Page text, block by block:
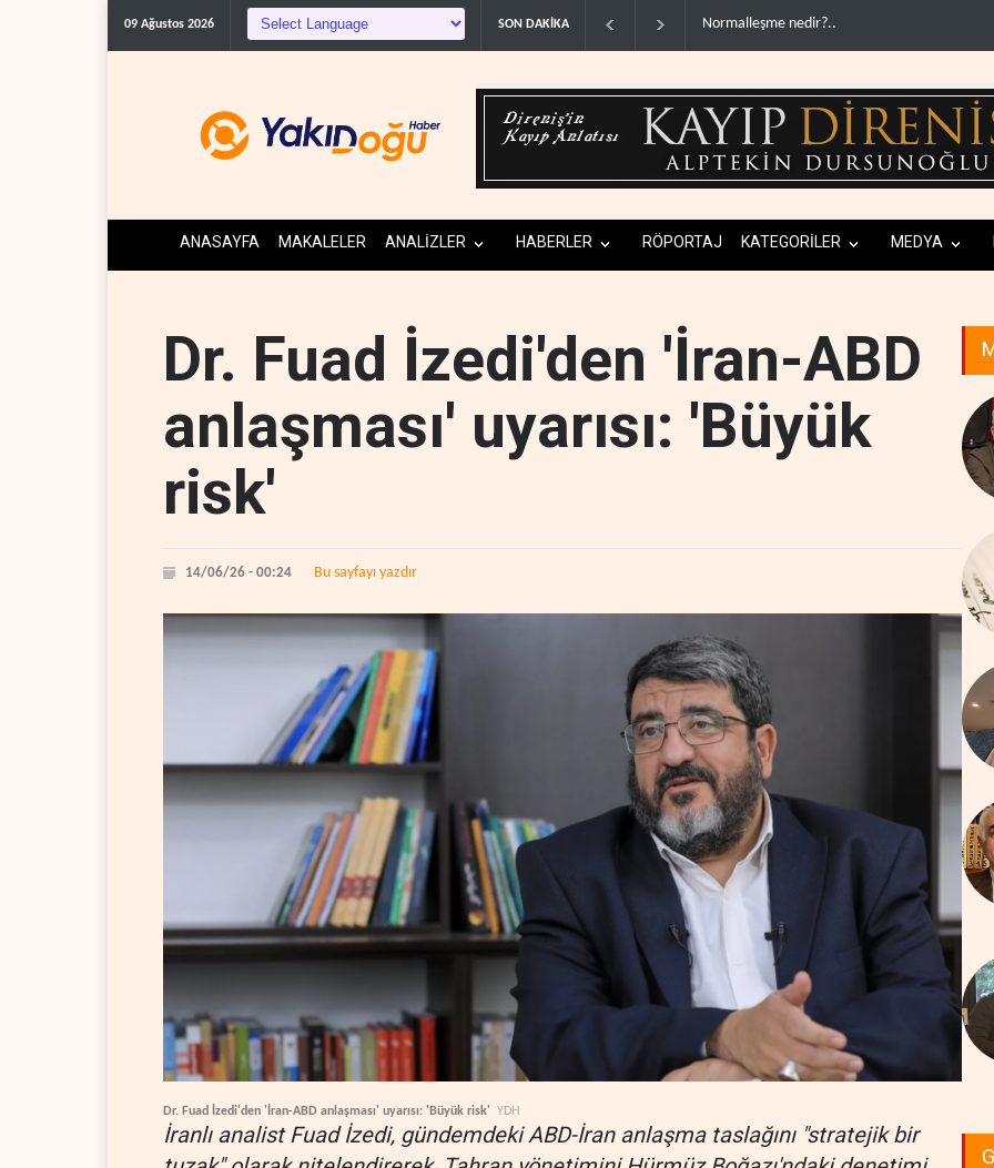
09 Ağustos 2026 SON DAKİKA ABD'den Rus petrolünü alan ülkelere yüzde
ANASAYFA MAKALELER ANALİZLER HABERLER RÖPORTAJ KATEGORİLER MEDYA
Dr. Fuad İzedi'den 'İran-ABD
anlaşması' uyarısı: 'Büyük
risk'
14/06/26 - 00:24 Bu sayfayı yazdır
Dr. Fuad İzedi'den 'İran-ABD anlaşması' uyarısı: 'Büyük risk' YDH
İranlı analist Fuad İzedi, gündemdeki ABD-İran anlaşma taslağını "stratejik bir